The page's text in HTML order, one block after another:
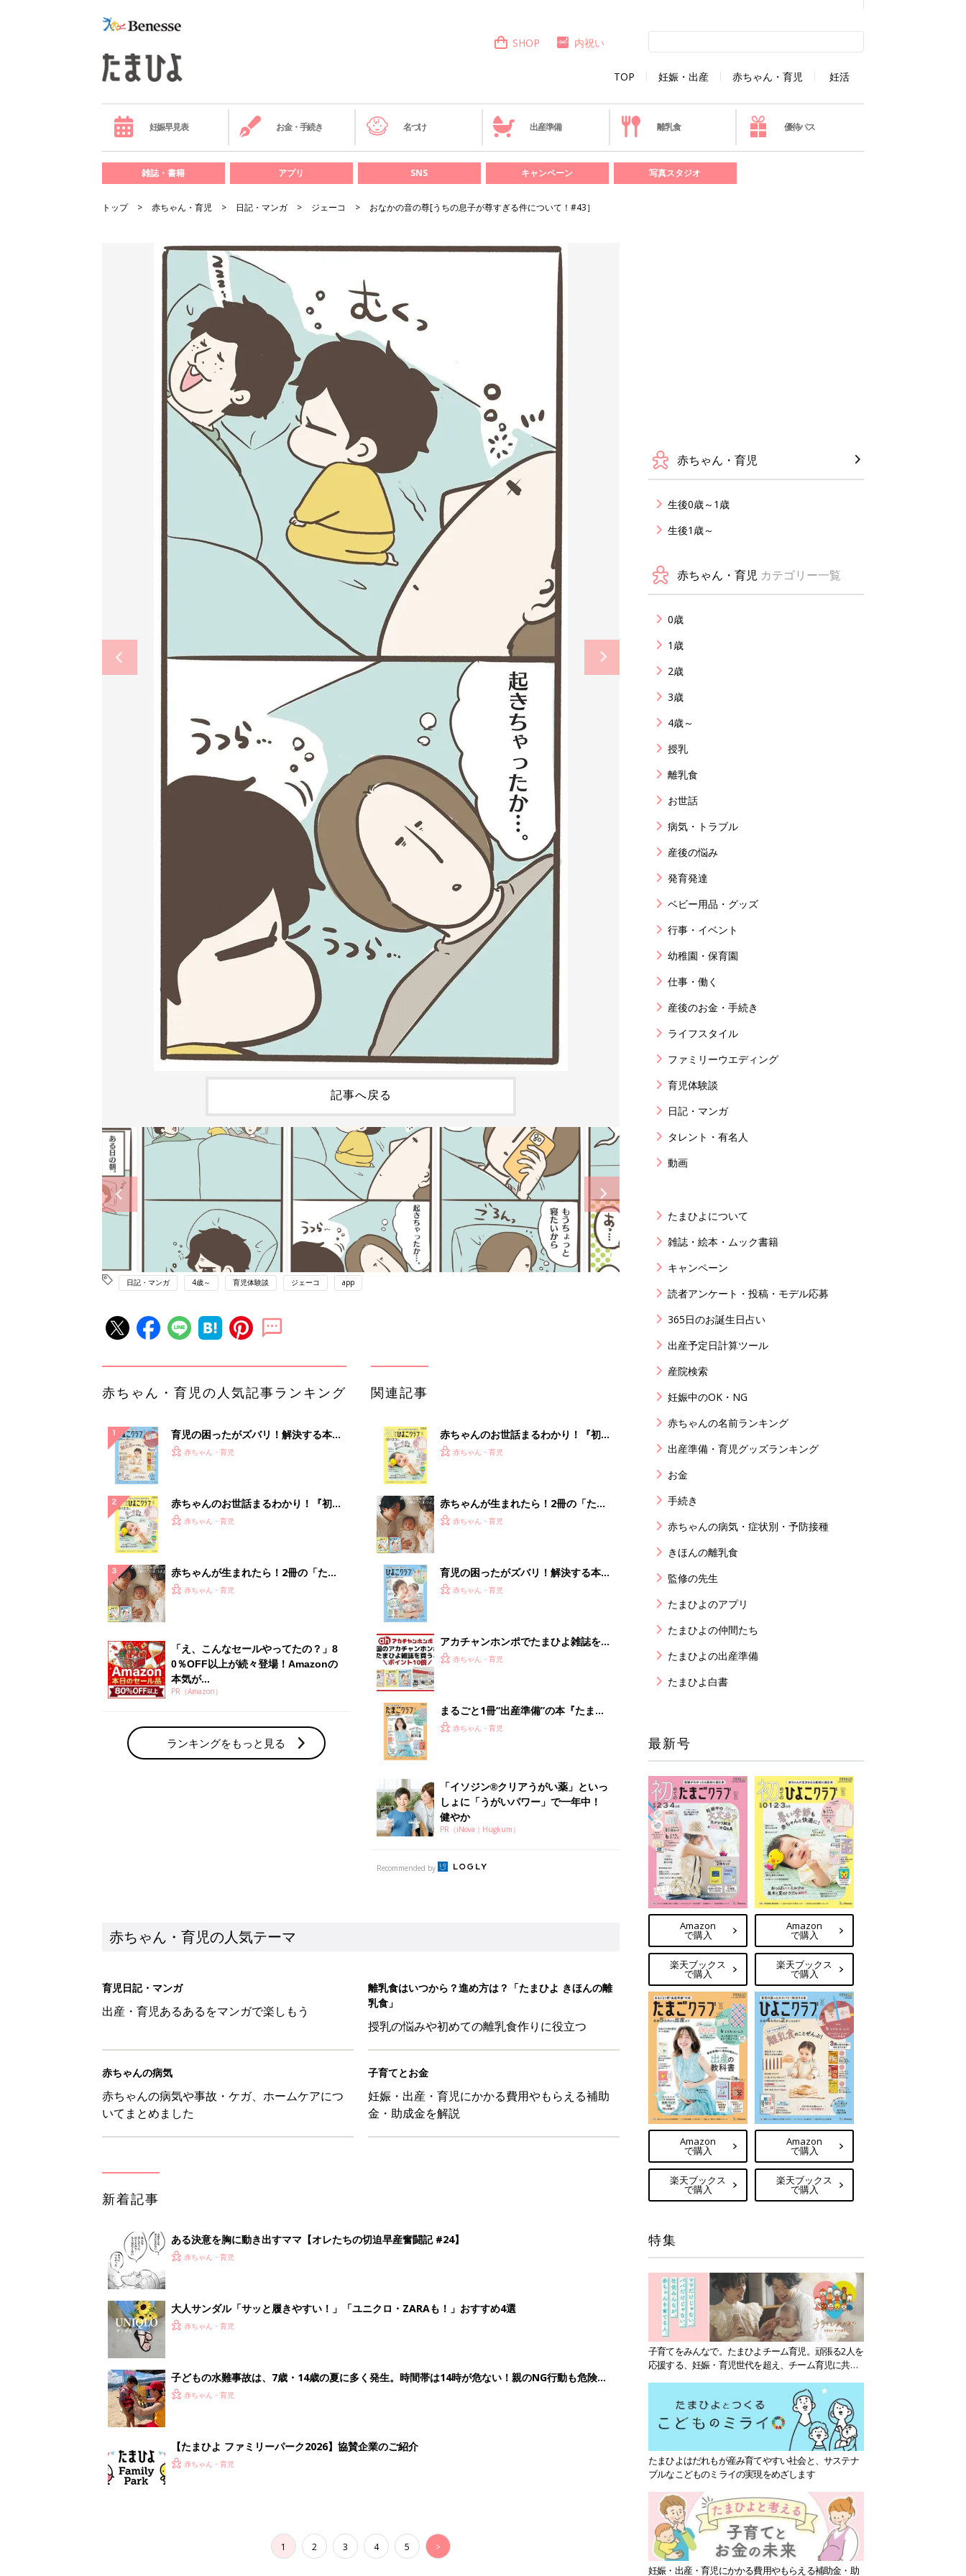
TOP 妊娠・出産 赤ちゃん・育児 妊活
SHOP 内祝い
妊娠早見表 お金・手続き 名づけ 出産準備 離乳食 優待パス
雑誌・書籍 アプリ SNS キャンペーン 写真スタジオ
トップ 赤ちゃん・育児 日記・マンガ ジェーコ おなかの音の尊[うちの息子が尊すぎる件について！#43］
記事へ戻る
日記・マンガ 4歳～ 育児体験談 ジェーコ app
赤ちゃん・育児の人気記事ランキング
育児の困ったがズバリ！解決する本
『ひよこクラブ 秋号』 4カ月～2才
赤ちゃん・育児
赤ちゃんのお世話まるわかり！『初め
てのひよこクラブ 夏号』〈巻頭大特
赤ちゃん・育児
赤ちゃんが生まれたら！2冊の「たま
ひよ」
赤ちゃん・育児
「え、こんなセールやってたの？」8
0％OFF以上が続々登場！Amazonの
本気が...
PR（Amazon）
ランキングをもっと見る
関連記事
赤ちゃんのお世話まるわかり！『初め
てのひよこクラブ 夏号』〈巻頭大特
赤ちゃん・育児
赤ちゃんが生まれたら！2冊の「たま
ひよ」
赤ちゃん・育児
育児の困ったがズバリ！解決する本
『ひよこクラブ 秋号』 4カ月～2才
赤ちゃん・育児
アカチャンホンポでたまひよ雑誌を買
うとポイント10倍【期間限定】
赤ちゃん・育児
まるごと1冊“出産準備”の本『たまご
クラブ 夏号』〈スペシャル大特集〉
赤ちゃん・育児
「イソジン®クリアうがい薬」といっ
しょに「うがいパワー」で一年中！
健やか
PR（iNova｜Hugkum）
Recommended by
赤ちゃん・育児の人気テーマ
育児日記・マンガ
出産・育児あるあるをマンガで楽しもう
離乳食はいつから？進め方は？「たまひよ きほんの離
乳食」
授乳の悩みや初めての離乳食作りに役立つ
赤ちゃんの病気
赤ちゃんの病気や事故・ケガ、ホームケアにつ
いてまとめました
子育てとお金
妊娠・出産・育児にかかる費用やもらえる補助
金・助成金を解説
新着記事
ある決意を胸に動き出すママ【オレたちの切迫早産奮闘記 #24】
赤ちゃん・育児
大人サンダル「サッと履きやすい！」「ユニクロ・ZARAも！」おすすめ4選
赤ちゃん・育児
子どもの水難事故は、7歳・14歳の夏に多く発生。時間帯は14時が危ない！親のNG行動も危険を
まねく【専門家】
赤ちゃん・育児
【たまひよ ファミリーパーク2026】協賛企業のご紹介
赤ちゃん・育児
1 2 3 4 5 >
赤ちゃん・育児
生後0歳～1歳
生後1歳～
赤ちゃん・育児 カテゴリー一覧
0歳
1歳
2歳
3歳
4歳～
授乳
離乳食
お世話
病気・トラブル
産後の悩み
発育発達
ベビー用品・グッズ
行事・イベント
幼稚園・保育園
仕事・働く
産後のお金・手続き
ライフスタイル
ファミリーウエディング
育児体験談
日記・マンガ
タレント・有名人
動画
たまひよについて
雑誌・絵本・ムック書籍
キャンペーン
読者アンケート・投稿・モデル応募
365日のお誕生日占い
出産予定日計算ツール
産院検索
妊娠中のOK・NG
赤ちゃんの名前ランキング
出産準備・育児グッズランキング
お金
手続き
赤ちゃんの病気・症状別・予防接種
きほんの離乳食
監修の先生
たまひよのアプリ
たまひよの仲間たち
たまひよの出産準備
たまひよ白書
最新号
Amazon
で購入
楽天ブックス
で購入
Amazon
で購入
楽天ブックス
で購入
Amazon
で購入
楽天ブックス
で購入
Amazon
で購入
楽天ブックス
で購入
特集
子育てをみんなで。たまひよチーム育児。頑張る2人を
応援する、妊娠・育児世代を超え、チーム育児に共感
たまひよはだれもが産み育てやすい社会と、サステナ
ブルなこどものミライの実現をめざします
妊娠・出産・育児にかかる費用やもらえる補助金・助